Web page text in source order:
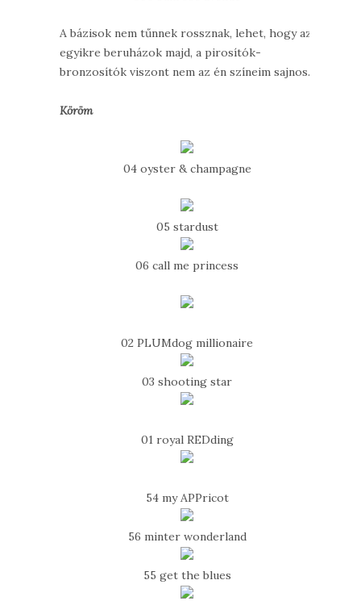
A bázisok nem tűnnek rossznak, lehet, hogy az
egyikre beruházok majd, a pirosítók-
bronzosítók viszont nem az én színeim sajnos.
Köröm
04 oyster & champagne
05 stardust
06 call me princess
02 PLUMdog millionaire
03 shooting star
01 royal REDding
54 my APPricot
56 minter wonderland
55 get the blues